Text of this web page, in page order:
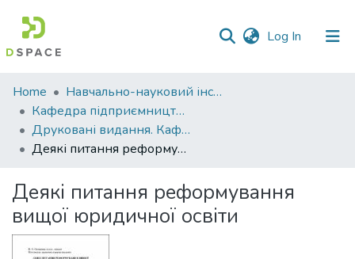
Log In (current)
Communities
&
Collections
All of DSpace
Statistics
Home
Навчально-науковий інститут економіки, управління, права та інформаційних технологій
Кафедра підприємництва і права
Друковані видання. Кафедра підприємництва і права
Деякі питання реформування вищої юридичної освіти
Деякі питання реформування
вищої юридичної освіти